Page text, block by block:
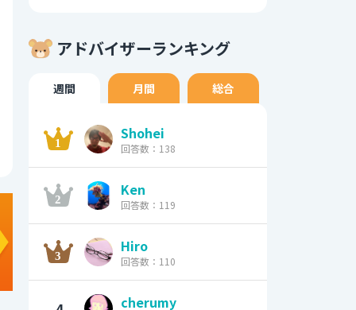
アドバイザーランキング
週間 月間 総合
Shohei
回答数：138
Ken
回答数：119
Hiro
回答数：110
cherumy